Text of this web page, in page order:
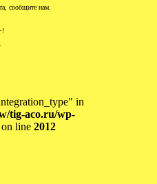
сообщите нам.
in
tig-aco.ru/wp-
on line 2012